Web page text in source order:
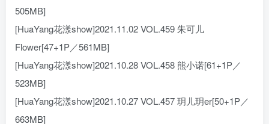
505MB]
[HuaYang花漾show]2021.11.02 VOL.459 朱可儿
Flower[47+1P／561MB]
[HuaYang花漾show]2021.10.28 VOL.458 熊小诺[61+1P／
523MB]
[HuaYang花漾show]2021.10.27 VOL.457 玥儿玥er[50+1P／
663MB]